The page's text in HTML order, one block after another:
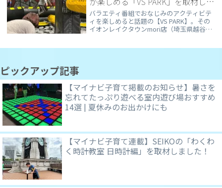
した！
バラエティ番組でおなじみのアクティビテ
ィを楽しめると話題の【VS PARK】。その
イオンレイクタウンmori店（埼玉県越谷
ピックアップ記事
【マイナビ子育て掲載のお知らせ】暑さを
忘れてたっぷり遊べる室内遊び場おすすめ
14選 | 夏休みのお出かけにも
【マイナビ子育て連載】SEIKOの「わくわ
く時計教室 日時計編」を取材しました！